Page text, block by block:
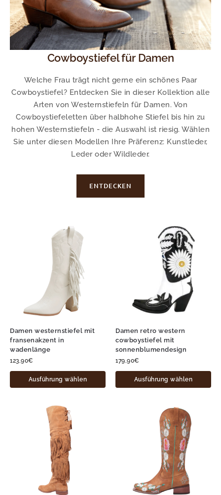
Cowboystiefel für Damen
Welche Frau trägt nicht gerne ein schönes Paar
Cowboystiefel? Entdecken Sie in dieser Kollektion alle
Arten von Westernstiefeln für Damen. Von
Cowboystiefeletten über halbhohe Stiefel bis hin zu
hohen Westernstiefeln - die Auswahl ist riesig. Wählen
Sie unter diesen Modellen Ihre Präferenz: Kunstleder,
Leder oder Wildleder.
ENTDECKEN
Damen westernstiefel mit
fransenakzent in
wadenlänge
123,90€
Ausführung wählen
Damen retro western
cowboystiefel mit
sonnenblumendesign
179,90€
Ausführung wählen